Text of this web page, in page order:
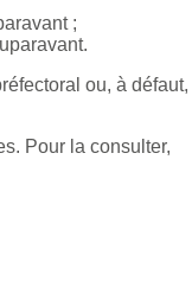
;
ou, à défaut,
Pour la consulter,